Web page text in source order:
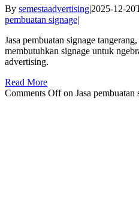
By semestaadvertising|2025-12-
pembuatan signage|
Jasa pembuatan signage
membutuhkan signage untuk
advertising.
Read More
Comments Offon Jasa pembuatan